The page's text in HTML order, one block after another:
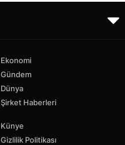
Ekonomi
Gündem
Dünya
Şirket Haberleri
Künye
Gizlilik Politikası